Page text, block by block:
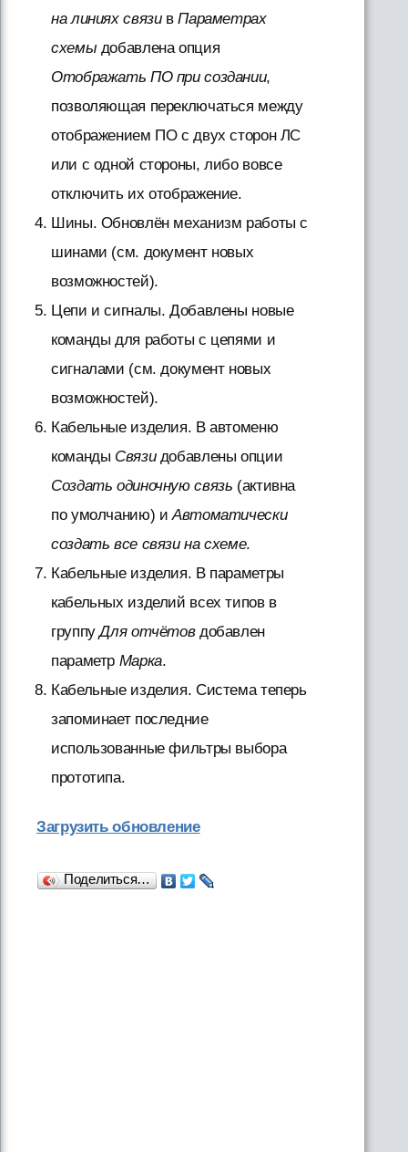
на линиях связивПараметрах
схемы добавлена опция
Отображать ПО при создании,
позволяющая переключаться между
отображением ПО с двух сторон ЛС
или с одной стороны, либо вовсе
отключить их отображение.
Шины. Обновлён механизм работы с
шинами (см. документ новых
возможностей).
Цепи и сигналы. Добавлены новые
команды для работы с цепями и
сигналами (см. документ новых
возможностей).
Кабельные изделия. В автоменю
команды Связидобавлены опции
Создать одиночную связь (активна
по умолчанию) иАвтоматически
создать все связи на схеме.
Кабельные изделия. В параметры
кабельных изделий всех типов в
группуДля отчётовдобавлен
параметр Марка.
Кабельные изделия. Система теперь
запоминает последние
использованные фильтры выбора
прототипа.
Загрузить обновление
Поделиться…